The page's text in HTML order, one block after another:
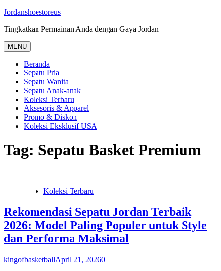
Skip
content
Jordanshoestoreus
Tingkatkan Permainan Anda dengan Gaya Jordan
MENU
Beranda
Sepatu Pria
Sepatu Wanita
Sepatu Anak-anak
Koleksi Terbaru
Aksesoris & Apparel
Promo & Diskon
Koleksi Eksklusif USA
Tag: Sepatu Basket Premium
Koleksi Terbaru
Rekomendasi Sepatu Jordan Terbaik
2026: Model Paling Populer untuk Style
dan Performa Maksimal
kingofbasketballApril 21, 20260